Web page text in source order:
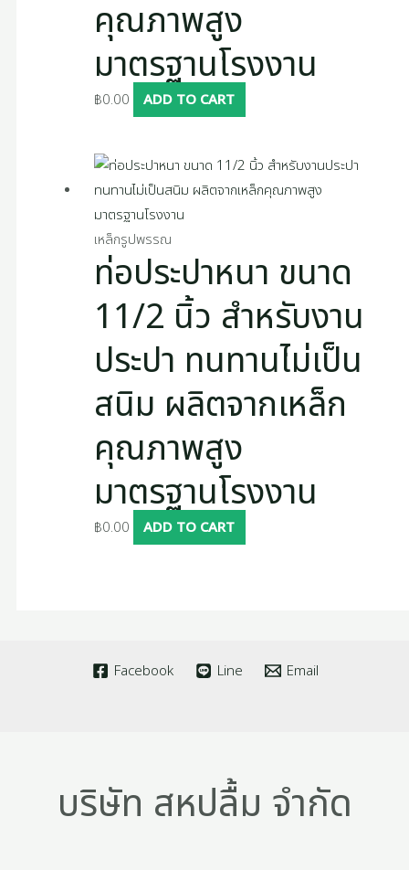
คุณภาพสูง
มาตรฐานโรงงาน
฿0.00 ADD TO CART
เหล็กรูปพรรณ
ท่อประปาหนา ขนาด
11/2 นิ้ว สำหรับงาน
ประปา ทนทานไม่เป็น
สนิม ผลิตจากเหล็ก
คุณภาพสูง
มาตรฐานโรงงาน
฿0.00 ADD TO CART
Facebook Line Email
บริษัท สหปลื้ม จำกัด